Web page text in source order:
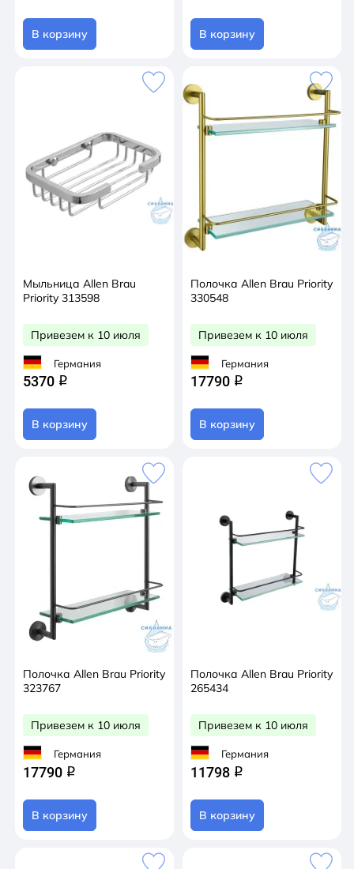
В корзину В корзину
Мыльница Allen Brau
Priority 313598
Привезем к 10 июля
Германия
5370 q
В корзину
Полочка Allen Brau Priority
330548
Привезем к 10 июля
Германия
17790 q
В корзину
Полочка Allen Brau Priority
323767
Привезем к 10 июля
Германия
17790 q
В корзину
Полочка Allen Brau Priority
265434
Привезем к 10 июля
Германия
11798 q
В корзину